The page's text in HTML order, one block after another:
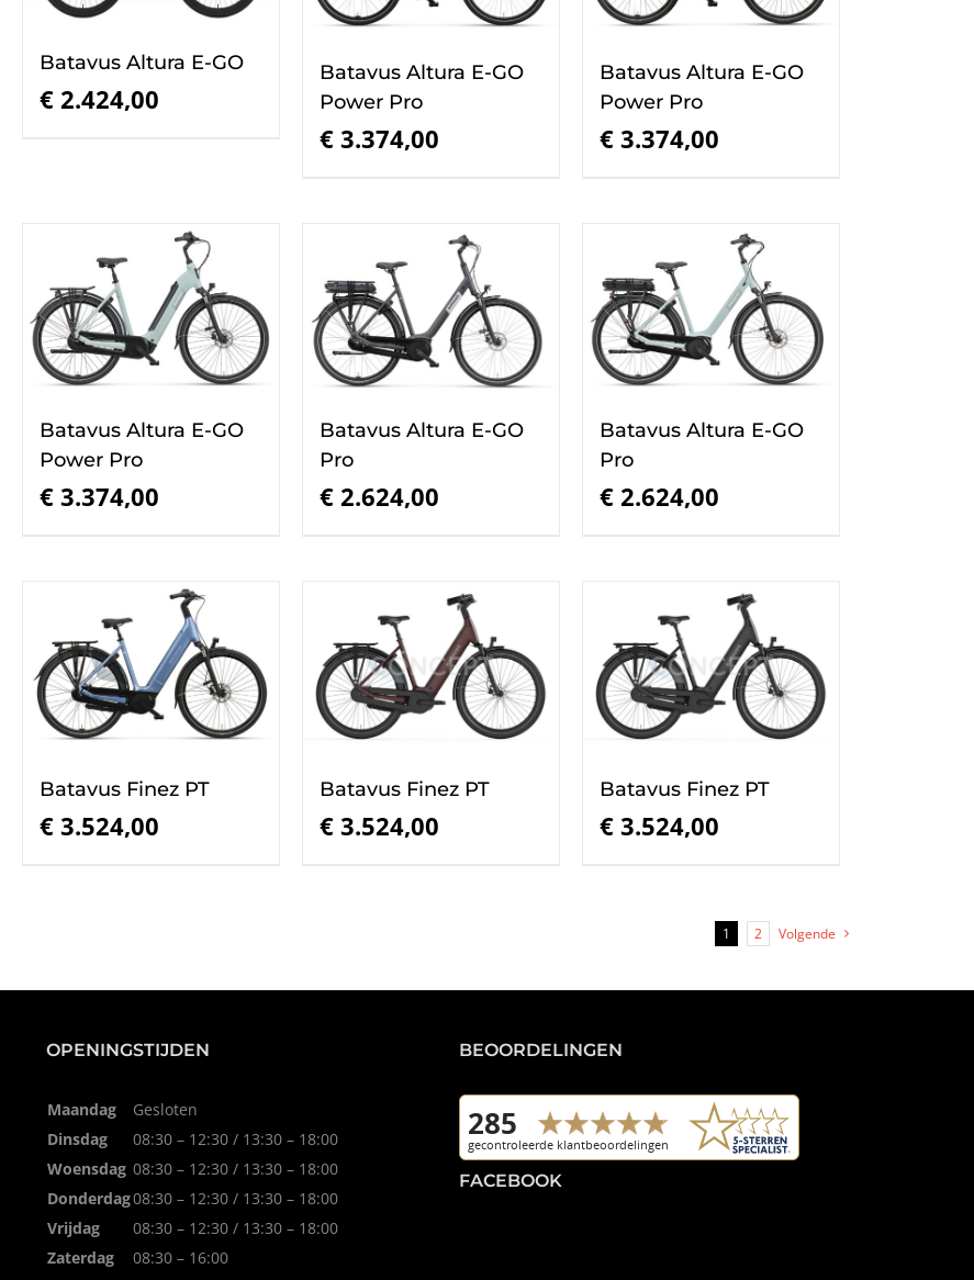
Batavus Altura E-GO
€ 2.424,00
Batavus Altura E-GO
Power Pro
€3.374,00
Batavus Altura E-GO
Power Pro
€3.374,00
Batavus Altura E-GO
Power Pro
€ 3.374,00
Batavus Altura E-GO
Pro
€2.624,00
Batavus Altura E-GO
Pro
€2.624,00
Batavus Finez PT
€ 3.524,00
Batavus Finez PT
€3.524,00
Batavus Finez PT
€3.524,00
1 2 Volgende
OPENINGSTIJDEN
Maandag
Gesloten
Dinsdag
08:30 – 12:30 / 13:30 – 18:00
Woensdag 08:30 – 12:30 / 13:30 – 18:00
Donderdag08:30 – 12:30 / 13:30 – 18:00
Vrijdag
08:30 – 12:30 / 13:30 – 18:00
Zaterdag
08:30 – 16:00
BEOORDELINGEN
FACEBOOK